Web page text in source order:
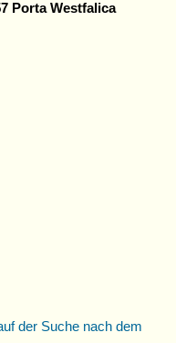
Porta Westfalica
der Suche nach dem